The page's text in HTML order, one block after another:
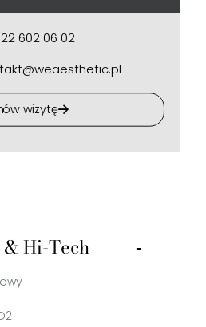
602 06 02
wizytę
Hi-Tech